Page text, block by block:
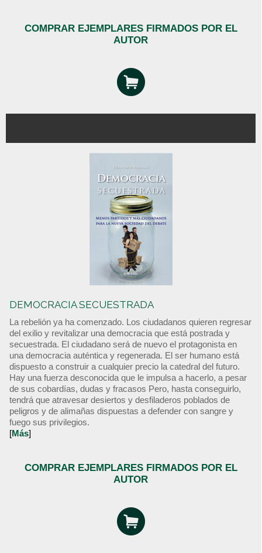
COMPRAR EJEMPLARES FIRMADOS POR EL
AUTOR
DEMOCRACIA SECUESTRADA
La rebelión ya ha comenzado. Los ciudadanos quieren regresar
del exilio y revitalizar una democracia que está postrada y
secuestrada. El ciudadano será de nuevo el protagonista en
una democracia auténtica y regenerada. El ser humano está
dispuesto a construir a cualquier precio la catedral del futuro.
Hay una fuerza desconocida que le impulsa a hacerlo, a pesar
de sus cobardías, dudas y fracasos Pero, hasta conseguirlo,
tendrá que atravesar desiertos y desfiladeros poblados de
peligros y de alimañas dispuestas a defender con sangre y
fuego sus privilegios.
[Más]
COMPRAR EJEMPLARES FIRMADOS POR EL
AUTOR